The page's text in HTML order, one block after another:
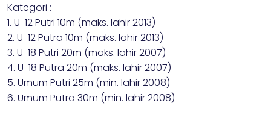
Kategori :
1. U-12 Putri 10m (maks. lahir 2013)
2. U-12 Putra 10m (maks. lahir 2013)
3. U-18 Putri 20m (maks. lahir 2007)
4. U-18 Putra 20m (maks. lahir 2007)
5. Umum Putri 25m (min. lahir 2008)
6. Umum Putra 30m (min. lahir 2008)